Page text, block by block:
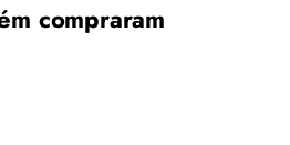
compraram